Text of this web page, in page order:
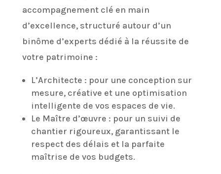
accompagnement clé en main
d’excellence, structuré autour d’un
binôme d’experts dédié à la réussite de
votre patrimoine :
L’Architecte : pour une conception sur
mesure, créative et une optimisation
intelligente de vos espaces de vie.
Le Maître d’œuvre : pour un suivi de
chantier rigoureux, garantissant le
respect des délais et la parfaite
maîtrise de vos budgets.